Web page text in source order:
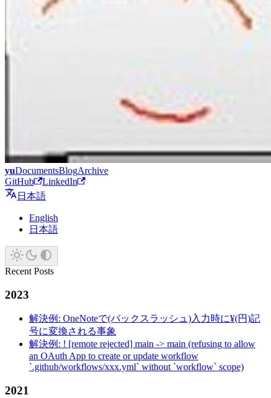
yuDocumentsBlogArchive
GitHub
LinkedIn
日本語
English
日本語
Recent Posts
2023
解決例: OneNoteで(バックスラッシュ)入力時に¥(円)記
号に変換される事象
解決例: ! [remote rejected] main -> main (refusing to allow
an OAuth App to create or update workflow
`.github/workflows/xxx.yml` without `workflow` scope)
2021